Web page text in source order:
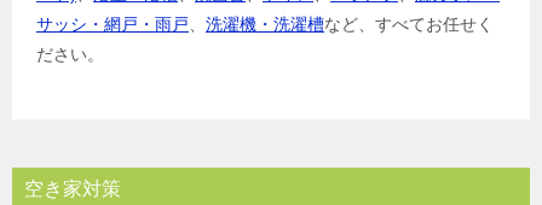
サッシ・網戸・雨戸
洗濯機・洗濯槽など、すべてお任せく
ださい。
空き家対策